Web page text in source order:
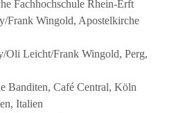
Fachhochschule Rhein-Erft
Frank Wingold, Apostelkirche
Oli Leicht/Frank Wingold, Perg,
Banditen, Café Central, Köln
Italien